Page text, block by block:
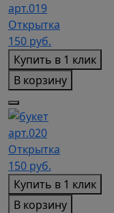
арт.019
Открытка
150 руб.
Купить в 1 клик
В корзину
арт.020
Открытка
150 руб.
Купить в 1 клик
В корзину